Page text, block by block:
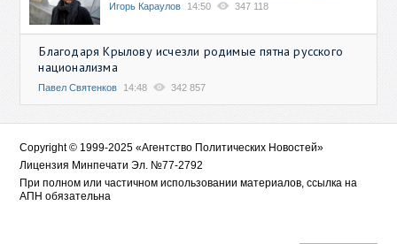
Игорь Караулов 14:50 347 118
Благодаря Крылову исчезли родимые пятна русского
национализма
Павел Святенков 14:48 342 857
Copyright © 1999-2025 «Агентство Политических Новостей»
Лицензия Минпечати Эл. №77-2792
При полном или частичном использовании материалов, ссылка на
АПН обязательна